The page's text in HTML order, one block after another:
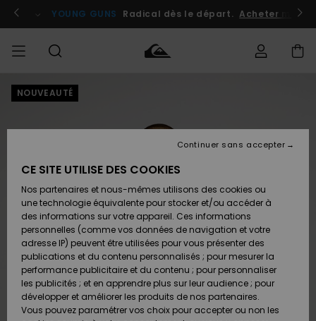
l'information
le
Se connecter / s'inscrire
YOUNG GUNS Radical dès le départ. Acheter
HOMME
Chaussures
& Tongs
Surf
Snow
Chaussures
& Tongs
Surf
Snow
FEMME
A
Découvrir
Snow
SURF
Homme
Surf
Shop
Enfant
Highlights
Communauté
SNOW
Homme
Snow
Shop
Enfant
Snow
Shop
Femme
OUTLET
Enfant
Outlet
Femme
Retours
Paiement
Carte
Cadeau
Quiksilver
NOUVEAUTÉ
CE SITE UTILISE DES COOKIES
Nos partenaires et nous-mêmes utilisons des cookies ou
une technologie équivalente pour stocker et/ou accéder à
des informations sur votre appareil. Ces informations
personnelles (comme vos données de navigation et votre
adresse IP) peuvent être utilisées pour vous présenter des
publications et du contenu personnalisés ; pour mesurer la
performance publicitaire et du contenu ; pour personnaliser
les publicités ; et en apprendre plus sur leur audience ; pour
développer et améliorer les produits de nos partenaires.
Vous pouvez paramétrer vos choix pour accepter ou non les
Continuer sans accepter